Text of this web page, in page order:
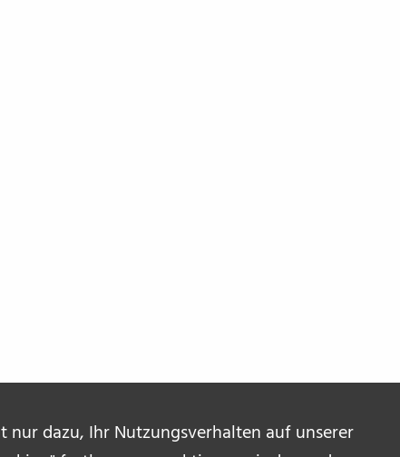
nur dazu, Ihr Nutzungsverhalten auf unserer